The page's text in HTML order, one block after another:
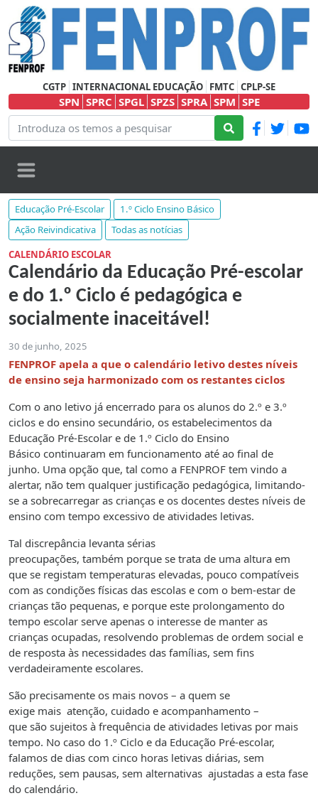
CGTP INTERNACIONAL EDUCAÇÃO FMTC CPLP-SE
SPN SPRC SPGL SPZS SPRA SPM SPE
Educação Pré-Escolar
1.º Ciclo Ensino Básico
Ação Reivindicativa
Todas as notícias
CALENDÁRIO ESCOLAR
Calendário da Educação Pré-escolar
e do 1.º Ciclo é pedagógica e
socialmente inaceitável!
30 de junho, 2025
FENPROF apela a que o calendário letivo destes níveis
de ensino seja harmonizado com os restantes ciclos
Com o ano letivo já encerrado para os alunos do 2.º e 3.º
ciclos e do ensino secundário, os estabelecimentos da
Educação Pré-Escolar e de 1.º Ciclo do Ensino
Básico continuaram em funcionamento até ao final de
junho. Uma opção que, tal como a FENPROF tem vindo a
alertar, não tem qualquer justificação pedagógica, limitando-
se a sobrecarregar as crianças e os docentes destes níveis de
ensino com tempo excessivo de atividades letivas.
Tal discrepância levanta sérias
preocupações, também porque se trata de uma altura em
que se registam temperaturas elevadas, pouco compatíveis
com as condições físicas das escolas e com o bem-estar de
crianças tão pequenas, e porque este prolongamento do
tempo escolar serve apenas o interesse de manter as
crianças ocupadas, resolvendo problemas de ordem social e
de resposta às necessidades das famílias, sem fins
verdadeiramente escolares.
São precisamente os mais novos – a quem se
exige mais atenção, cuidado e acompanhamento –
que são sujeitos à frequência de atividades letivas por mais
tempo. No caso do 1.º Ciclo e da Educação Pré-escolar,
falamos de dias com cinco horas letivas diárias, sem
reduções, sem pausas, sem alternativas ajustadas a esta fase
do calendário.